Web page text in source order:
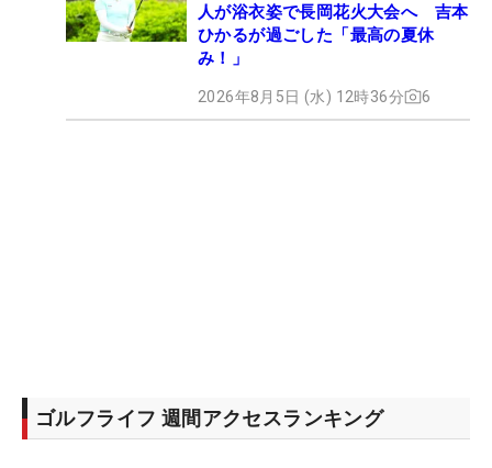
人が浴衣姿で長岡花火大会へ 吉本
ひかるが過ごした「最高の夏休
み！」
2026年8月5日 (水) 12時36分 6
ゴルフライフ 週間アクセスランキング